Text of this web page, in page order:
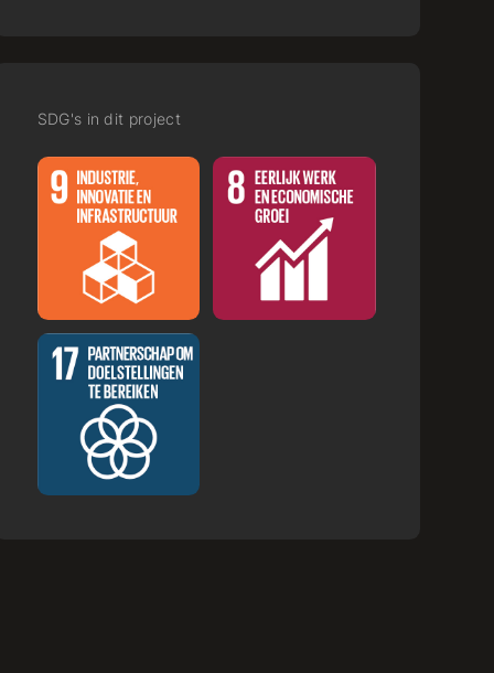
SDG's in dit project